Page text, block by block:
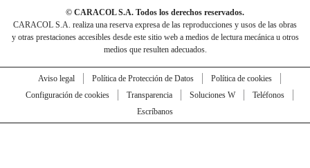
© CARACOL S.A. Todos los derechos reservados.
CARACOL S.A. realiza una reserva expresa de las reproducciones y usos de las obras
y otras prestaciones accesibles desde este sitio web a medios de lectura mecánica u otros
medios que resulten adecuados.
Aviso legal Política de Protección de Datos
Política de cookies
Configuración de cookies
Transparencia Soluciones W
Teléfonos
Escríbanos